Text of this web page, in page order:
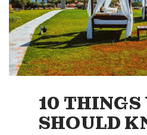
10 THINGS
SHOULD